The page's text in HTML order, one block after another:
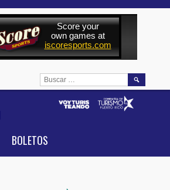
BOLETOS
BUSCAR: